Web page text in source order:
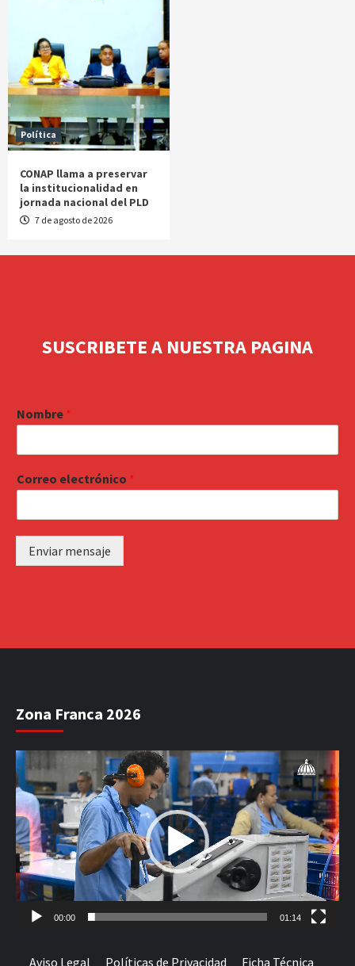
Política
CONAP llama a preservar
la institucionalidad en
jornada nacional del PLD
7 de agosto de 2026
SUSCRIBETE A NUESTRA PAGINA
Nombre *
Correo electrónico *
Enviar mensaje
Zona Franca 2026
Reproductor
de
vídeo
00:00 01:14
Aviso Legal Políticas de Privacidad Ficha Técnica